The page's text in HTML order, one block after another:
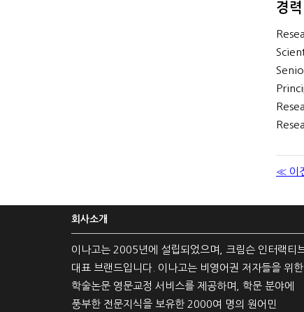
경력
≪ 이
회사소개
이나고는 2005년에 설립되었으며, 크림슨 인터랙티
대표 브랜드입니다. 이나고는 비영어권 저자들을 위한
학술논문 영문교정 서비스를 제공하며, 학문 분야에
풍부한 전문지식을 보유한 2000여 명의 원어민